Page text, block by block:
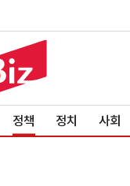
정책 정치 사회